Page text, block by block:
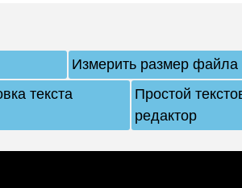
Измерить размер файла
текста
Простой
редактор